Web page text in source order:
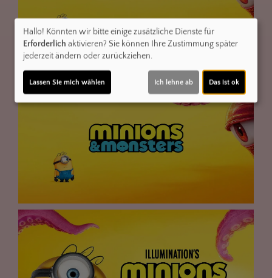
Hallo! Könnten wir bitte einige zusätzliche Dienste für
Erforderlich aktivieren? Sie können Ihre Zustimmung später
jederzeit ändern oder zurückziehen.
Lassen Sie mich wählen Ich lehne ab Das ist ok